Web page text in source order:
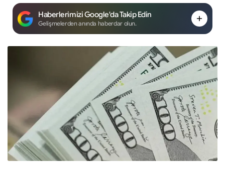
Haberlerimizi Google'da Takip Edin
Gelişmelerden anında haberdar olun.